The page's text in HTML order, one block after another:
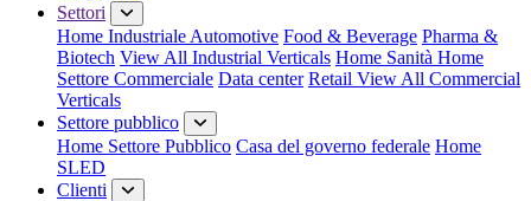
Settori
Home Industriale Automotive Food & Beverage Pharma &
Biotech View All Industrial Verticals Home Sanità Home
Settore Commerciale Data center Retail View All Commercial
Verticals
Settore pubblico
Home Settore Pubblico Casa del governo federale Home
SLED
Clienti